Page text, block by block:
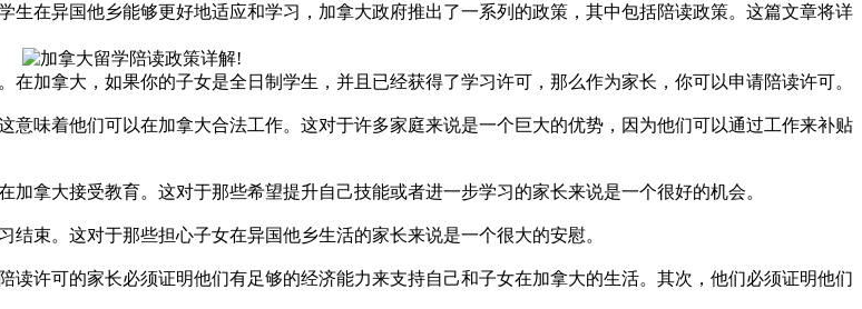
在异国他乡能够更好地适应和学习，加拿大政府推出了一系列的政策，其中包括陪读政策。这篇文章将详
拿大，如果你的子女是全日制学生，并且已经获得了学习许可，那么作为家长，你可以申请陪读许可。
味着他们可以在加拿大合法工作。这对于许多家庭来说是一个巨大的优势，因为他们可以通过工作来补贴
大接受教育。这对于那些希望提升自己技能或者进一步学习的家长来说是一个很好的机会。
。这对于那些担心子女在异国他乡生活的家长来说是一个很大的安慰。
可的家长必须证明他们有足够的经济能力来支持自己和子女在加拿大的生活。其次，他们必须证明他们